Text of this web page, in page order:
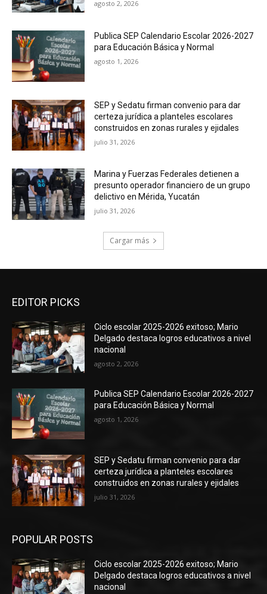
agosto 2, 2026
Publica SEP Calendario Escolar 2026-2027
para Educación Básica y Normal
agosto 1, 2026
SEP y Sedatu firman convenio para dar
certeza jurídica a planteles escolares
construidos en zonas rurales y ejidales
julio 31, 2026
Marina y Fuerzas Federales detienen a
presunto operador financiero de un grupo
delictivo en Mérida, Yucatán
julio 31, 2026
Cargar más
EDITOR PICKS
Ciclo escolar 2025-2026 exitoso; Mario
Delgado destaca logros educativos a nivel
nacional
agosto 2, 2026
Publica SEP Calendario Escolar 2026-2027
para Educación Básica y Normal
agosto 1, 2026
SEP y Sedatu firman convenio para dar
certeza jurídica a planteles escolares
construidos en zonas rurales y ejidales
julio 31, 2026
POPULAR POSTS
Ciclo escolar 2025-2026 exitoso; Mario
Delgado destaca logros educativos a nivel
nacional